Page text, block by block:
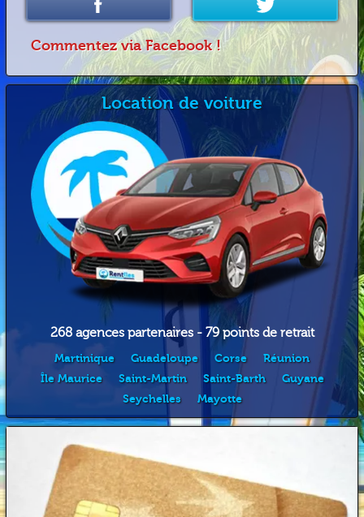
Commentez via Facebook !
Location de voiture
268 agences partenaires - 79 points de retrait
Martinique Guadeloupe Corse
Réunion
Île Maurice
Saint-Martin Saint-Barth
Guyane
Seychelles
Mayotte